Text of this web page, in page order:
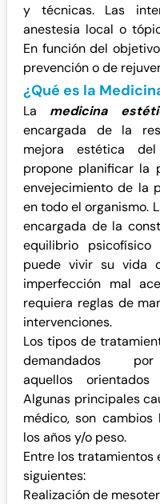
y técnicas. Las
anestesia local o
En función del
prevención o de
¿Qué es la
La medicina
encargada de la
mejora estética del
propone planificar la
envejecimiento de la
en todo el organismo.
encargada de la
equilibrio
puede vivir su vida
imperfección mal
requiera reglas de
intervenciones.
Los tipos de
demandados
aquellos
Algunas principales
médico, son
los años y/o peso.
Entre los tratamientos
siguientes:
Realización de